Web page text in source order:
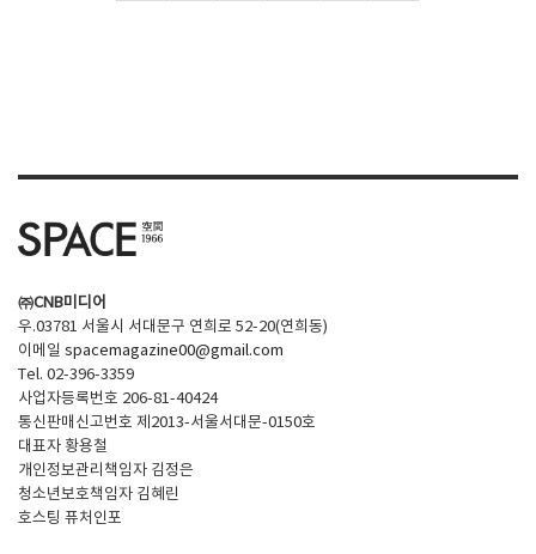
㈜CNB미디어
우.03781 서울시 서대문구 연희로 52-20(연희동)
이메일 spacemagazine00@gmail.com
Tel. 02-396-3359
사업자등록번호 206-81-40424
통신판매신고번호 제2013-서울서대문-0150호
대표자 황용철
개인정보관리책임자 김정은
청소년보호책임자 김혜린
호스팅 퓨처인포